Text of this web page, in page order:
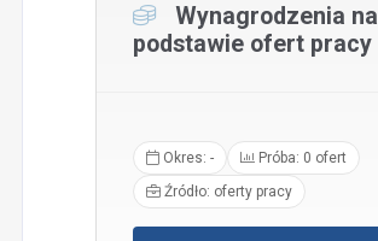
Wynagrodzenia na
podstawie ofert pracy
Okres: -
Próba: 0 ofert
Źródło: oferty pracy